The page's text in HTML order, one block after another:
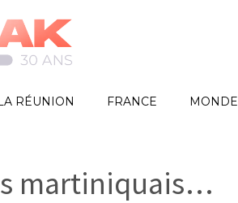
RÉUNION FRANCE MONDE
martiniquais…